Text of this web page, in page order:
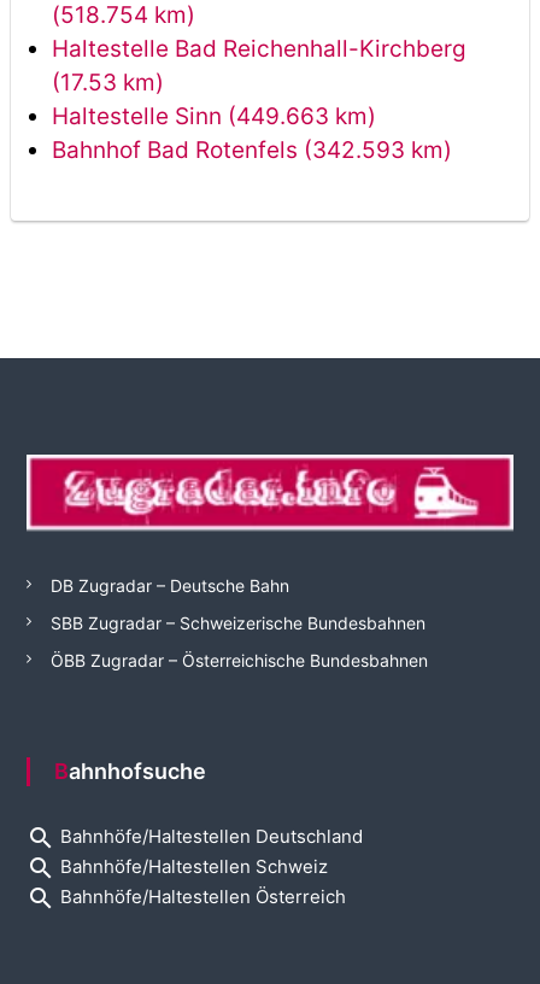
(518.754 km)
Haltestelle Bad Reichenhall-Kirchberg
(17.53 km)
Haltestelle Sinn (449.663 km)
Bahnhof Bad Rotenfels (342.593 km)
DB Zugradar – Deutsche Bahn
SBB Zugradar – Schweizerische Bundesbahnen
ÖBB Zugradar – Österreichische Bundesbahnen
Bahnhofsuche
search Bahnhöfe/Haltestellen Deutschland
search Bahnhöfe/Haltestellen Schweiz
search Bahnhöfe/Haltestellen Österreich